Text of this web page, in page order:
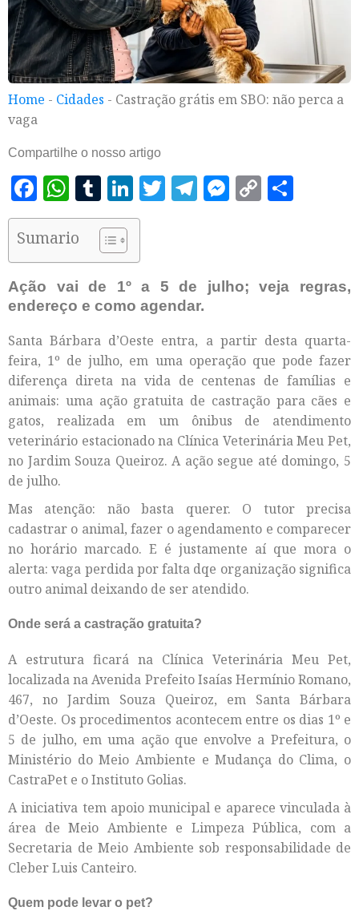
Home - Cidades - Castração grátis em SBO: não perca a
vaga
Compartilhe o nosso artigo
Facebook
WhatsApp
Tumblr
LinkedIn
Twitter
Telegram
Messenger
Copy
Sumario
Ação vai de 1º a 5 de julho; veja regras,
endereço e como agendar.
Santa Bárbara d’Oeste entra, a partir desta quarta-
feira, 1º de julho, em uma operação que pode fazer
diferença direta na vida de centenas de famílias e
animais: uma ação gratuita de castração para cães e
gatos, realizada em um ônibus de atendimento
veterinário estacionado na Clínica Veterinária Meu Pet,
no Jardim Souza Queiroz. A ação segue até domingo, 5
de julho.
Mas atenção: não basta querer. O tutor precisa
cadastrar o animal, fazer o agendamento e comparecer
no horário marcado. E é justamente aí que mora o
alerta: vaga perdida por falta dqe organização significa
outro animal deixando de ser atendido.
Onde será a castração gratuita?
A estrutura ficará na Clínica Veterinária Meu Pet,
localizada na Avenida Prefeito Isaías Hermínio Romano,
467, no Jardim Souza Queiroz, em Santa Bárbara
d’Oeste. Os procedimentos acontecem entre os dias 1º e
5 de julho, em uma ação que envolve a Prefeitura, o
Ministério do Meio Ambiente e Mudança do Clima, o
CastraPet e o Instituto Golias.
A iniciativa tem apoio municipal e aparece vinculada à
área de Meio Ambiente e Limpeza Pública, com a
Secretaria de Meio Ambiente sob responsabilidade de
Cleber Luis Canteiro.
Quem pode levar o pet?